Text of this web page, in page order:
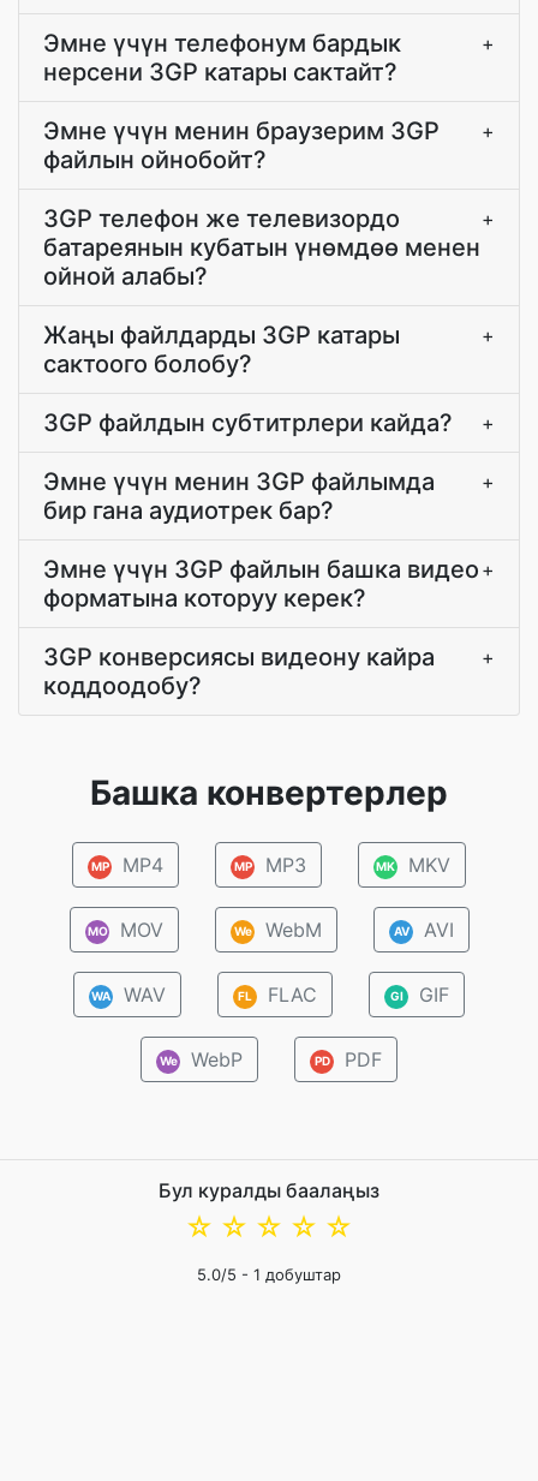
Эмне үчүн телефонум бардык
нерсени 3GP катары сактайт?
+
Эмне үчүн менин браузерим 3GP
файлын ойнобойт?
+
3GP телефон же телевизордо
батареянын кубатын үнөмдөө менен
ойной алабы?
+
Жаңы файлдарды 3GP катары
сактоого болобу?
+
3GP файлдын субтитрлери кайда? +
Эмне үчүн менин 3GP файлымда
бир гана аудиотрек бар?
+
Эмне үчүн 3GP файлын башка видео
форматына которуу керек?
+
3GP конверсиясы видеону кайра
коддоодобу?
+
Башка конвертерлер
MP MP4 MP MP3 MK MKV
MO MOV We WebM AV AVI
WA WAV FL FLAC GI GIF
We WebP PD PDF
Бул куралды баалаңыз
☆
☆
☆
☆
☆
5.0/5 - 1 добуштар